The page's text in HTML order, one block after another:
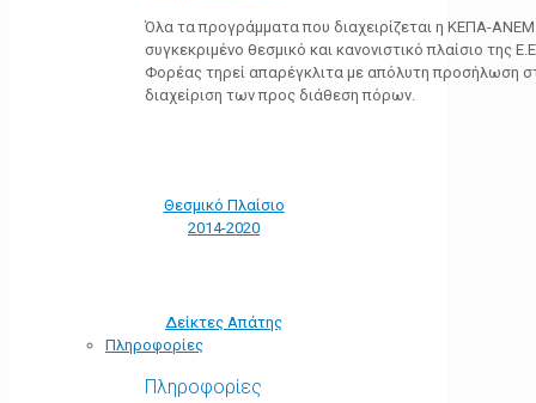
Όλα τα προγράμματα που διαχειρίζεται η ΚΕΠΑ-
συγκεκριμένο θεσμικό και κανονιστικό πλαίσιο της
Φορέας τηρεί απαρέγκλιτα με απόλυτη προσήλωση
διαχείριση των προς διάθεση πόρων.
Θεσμικό Πλαίσιο
2014-2020
Δείκτες Απάτης
Πληροφορίες
Πληροφορίες